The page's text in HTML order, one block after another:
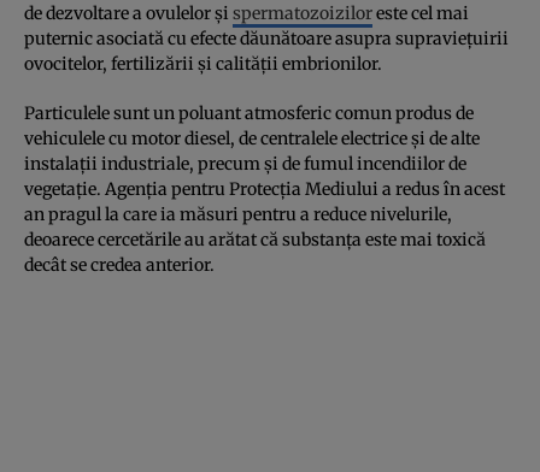
de dezvoltare a ovulelor și spermatozoiziloreste cel mai
puternic asociată cu efecte dăunătoare asupra supraviețuirii
ovocitelor, fertilizării și calității embrionilor.
Particulele sunt un poluant atmosferic comun produs de
vehiculele cu motor diesel, de centralele electrice și de alte
instalații industriale, precum și de fumul incendiilor de
vegetație. Agenția pentru Protecția Mediului a redus în acest
an pragul la care ia măsuri pentru a reduce nivelurile,
deoarece cercetările au arătat că substanța este mai toxică
decât se credea anterior.